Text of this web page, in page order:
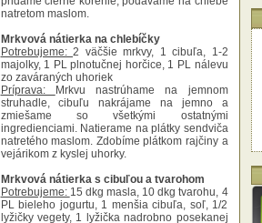
natretom maslom.
Mrkvová nátierka na chlebíčky
Potrebujeme: 2 väčšie mrkvy, 1 cibuľa, 1-2
majolky, 1 PL plnotučnej horčice, 1 PL nálevu
zo zaváraných uhoriek
Príprava:
Mrkvu nastrúhame na jemnom
struhadle, cibuľu nakrájame na jemno a
zmiešame so všetkými ostatnými
ingredienciami. Natierame na plátky sendviča
natretého maslom. Zdobíme plátkom rajčiny a
vejárikom z kyslej uhorky.
Mrkvová nátierka s cibuľou a tvarohom
Potrebujeme: 15 dkg masla, 10 dkg tvarohu, 4
PL bieleho jogurtu, 1 menšia cibuľa, soľ, 1/2
lyžičky vegety, 1 lyžička nadrobno posekanej